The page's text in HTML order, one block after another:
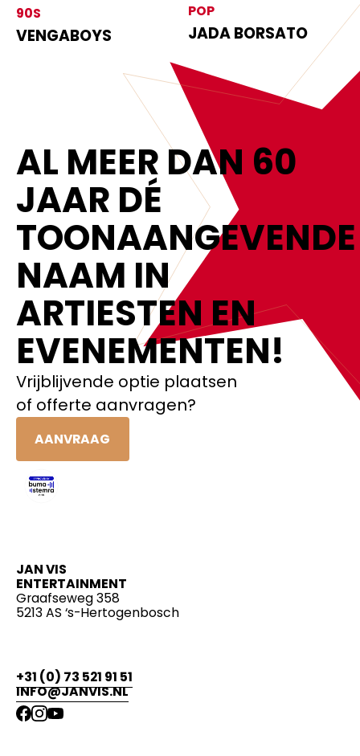
VENGABOYS
90S
JADA BORSATO
POP
AL MEER DAN 60
JAAR DÉ
TOONAANGEVENDE
NAAM IN
ARTIESTEN EN
EVENEMENTEN!‍
Vrijblijvende optie plaatsen
of offerte aanvragen?
AANVRAAG
JAN VIS
ENTERTAINMENT
Graafseweg 358
5213 AS ‘s-Hertogenbosch
+31 (0) 73 521 91 51
INFO@JANVIS.NL